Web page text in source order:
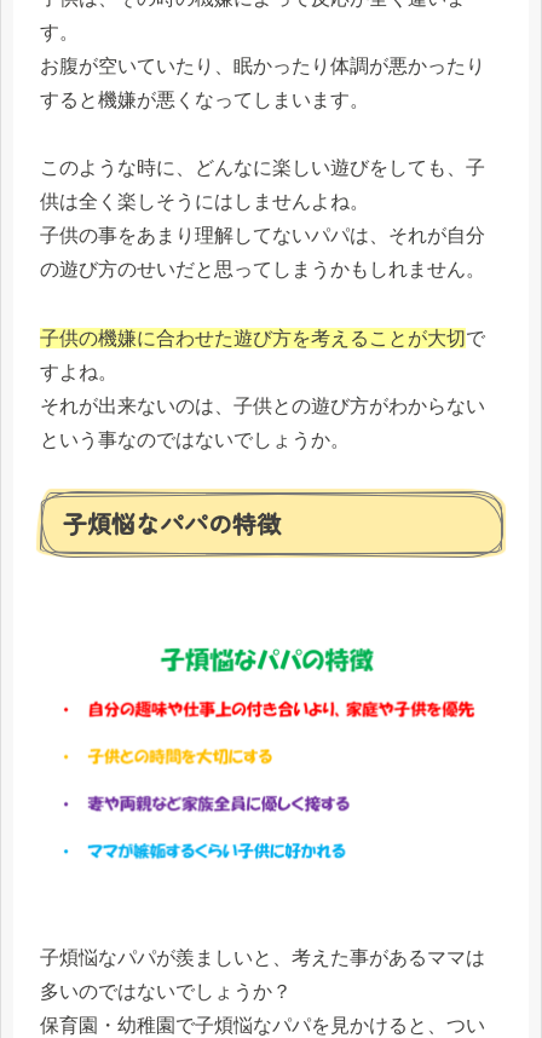
す。
お腹が空いていたり、眠かったり体調が悪かったり
すると機嫌が悪くなってしまいます。
このような時に、どんなに楽しい遊びをしても、子
供は全く楽しそうにはしませんよね。
子供の事をあまり理解してないパパは、それが自分
の遊び方のせいだと思ってしまうかもしれません。
子供の機嫌に合わせた遊び方を考えることが大切で
すよね。
それが出来ないのは、子供との遊び方がわからない
という事なのではないでしょうか。
子煩悩なパパの特徴
子煩悩なパパが羨ましいと、考えた事があるママは
多いのではないでしょうか？
保育園・幼稚園で子煩悩なパパを見かけると、つい